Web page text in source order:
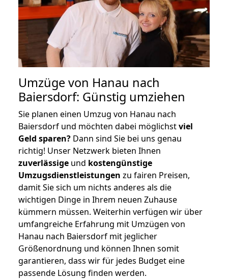
Umzüge von Hanau nach
Baiersdorf: Günstig umziehen
Sie planen einen Umzug von Hanau nach
Baiersdorf und möchten dabei möglichstviel
Geld sparen? Dann sind Sie bei uns genau
richtig! Unser Netzwerk bieten Ihnen
zuverlässige und kostengünstige
Umzugsdienstleistungen zu fairen Preisen,
damit Sie sich um nichts anderes als die
wichtigen Dinge in Ihrem neuen Zuhause
kümmern müssen. Weiterhin verfügen wir über
umfangreiche Erfahrung mit Umzügen von
Hanau nach Baiersdorf mit jeglicher
Größenordnung und können Ihnen somit
garantieren, dass wir für jedes Budget eine
passende Lösung finden werden.